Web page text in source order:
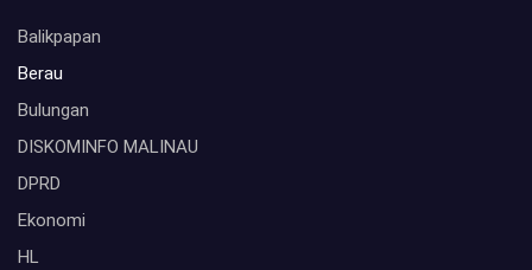
Balikpapan
Berau
Bulungan
DISKOMINFO MALINAU
DPRD
Ekonomi
HL